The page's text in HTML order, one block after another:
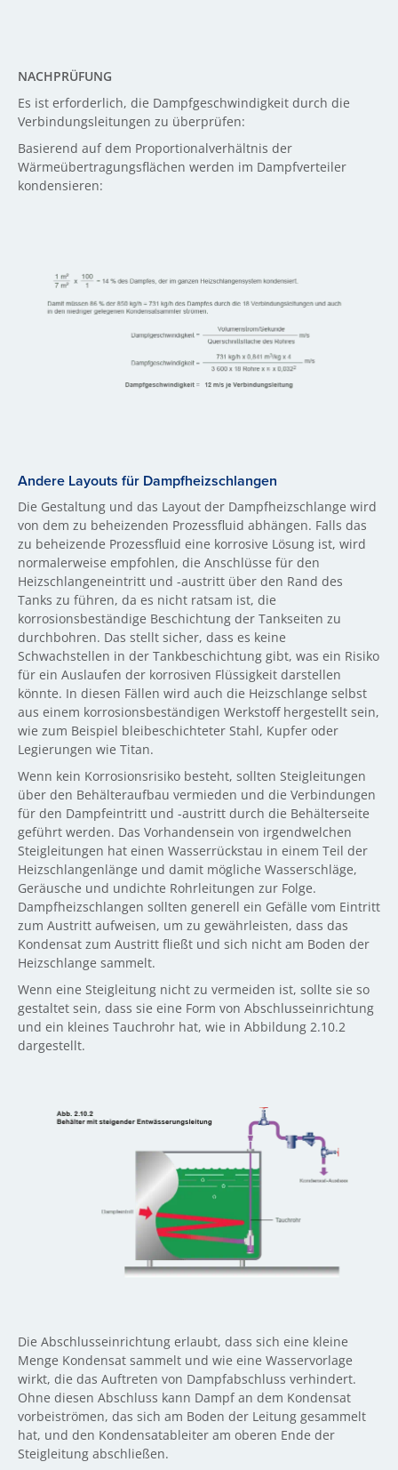
NACHPRÜFUNG
Es ist erforderlich, die Dampfgeschwindigkeit durch die
Verbindungsleitungen zu überprüfen:
Basierend auf dem Proportionalverhältnis der
Wärmeübertragungsflächen werden im Dampfverteiler
kondensieren:
Andere Layouts für Dampfheizschlangen
Die Gestaltung und das Layout der Dampfheizschlange wird
von dem zu beheizenden Prozessfluid abhängen. Falls das
zu beheizende Prozessfluid eine korrosive Lösung ist, wird
normalerweise empfohlen, die Anschlüsse für den
Heizschlangeneintritt und -austritt über den Rand des
Tanks zu führen, da es nicht ratsam ist, die
korrosionsbeständige Beschichtung der Tankseiten zu
durchbohren. Das stellt sicher, dass es keine
Schwachstellen in der Tankbeschichtung gibt, was ein Risiko
für ein Auslaufen der korrosiven Flüssigkeit darstellen
könnte. In diesen Fällen wird auch die Heizschlange selbst
aus einem korrosionsbeständigen Werkstoff hergestellt sein,
wie zum Beispiel bleibeschichteter Stahl, Kupfer oder
Legierungen wie Titan.
Wenn kein Korrosionsrisiko besteht, sollten Steigleitungen
über den Behälteraufbau vermieden und die Verbindungen
für den Dampfeintritt und -austritt durch die Behälterseite
geführt werden. Das Vorhandensein von irgendwelchen
Steigleitungen hat einen Wasserrückstau in einem Teil der
Heizschlangenlänge und damit mögliche Wasserschläge,
Geräusche und undichte Rohrleitungen zur Folge.
Dampfheizschlangen sollten generell ein Gefälle vom Eintritt
zum Austritt aufweisen, um zu gewährleisten, dass das
Kondensat zum Austritt fließt und sich nicht am Boden der
Heizschlange sammelt.
Wenn eine Steigleitung nicht zu vermeiden ist, sollte sie so
gestaltet sein, dass sie eine Form von Abschlusseinrichtung
und ein kleines Tauchrohr hat, wie in Abbildung 2.10.2
dargestellt.
Die Abschlusseinrichtung erlaubt, dass sich eine kleine
Menge Kondensat sammelt und wie eine Wasservorlage
wirkt, die das Auftreten von Dampfabschluss verhindert.
Ohne diesen Abschluss kann Dampf an dem Kondensat
vorbeiströmen, das sich am Boden der Leitung gesammelt
hat, und den Kondensatableiter am oberen Ende der
Steigleitung abschließen.